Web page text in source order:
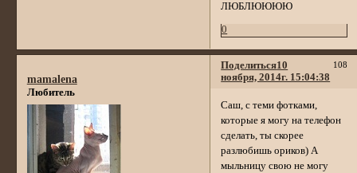
ЛЮБЛЮЮЮЮ
0
Поделиться 108
10
ноября, 2014г. 15:04:38
mamalena
Любитель
Саш, с теми фотками,
которые я могу на телефон
сделать, ты скорее
разлюбишь ориков) А
мыльницу свою не могу